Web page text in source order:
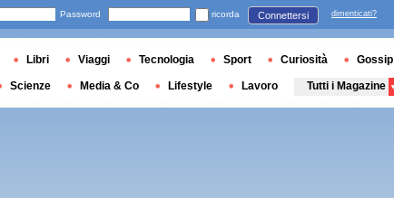
Password ricorda Connettersi dimenticati?
Libri Viaggi Tecnologia Sport Curiosità Gossip
Scienze Media & Co Lifestyle Lavoro Tutti i Magazine